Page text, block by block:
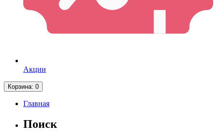
Акции
Корзина: 0
Главная
Поиск